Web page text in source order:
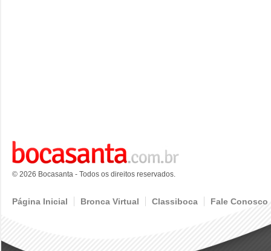
© 2026 Bocasanta - Todos os direitos reservados.
Página Inicial Bronca Virtual Classiboca Fale Conosco